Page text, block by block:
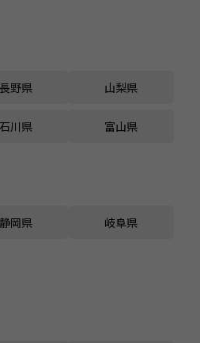
長野県 山梨県
石川県 富山県
静岡県 岐阜県